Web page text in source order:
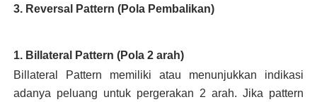
3. Reversal Pattern (Pola Pembalikan)
1. Billateral Pattern (Pola 2 arah)
Billateral Pattern memiliki atau menunjukkan indikasi
adanya peluang untuk pergerakan 2 arah. Jika pattern